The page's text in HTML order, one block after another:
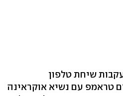
שיחת טלפון
טראמפ עם נשיא אוקראינה